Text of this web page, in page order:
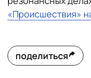
«Происшествия»
поделиться